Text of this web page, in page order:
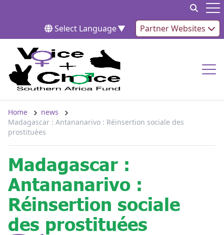
Select Language▼ Partner Websites
Home
news
Madagascar : Antananarivo : Réinsertion sociale des
prostituées
Madagascar :
Antananarivo :
Réinsertion sociale
des prostituées